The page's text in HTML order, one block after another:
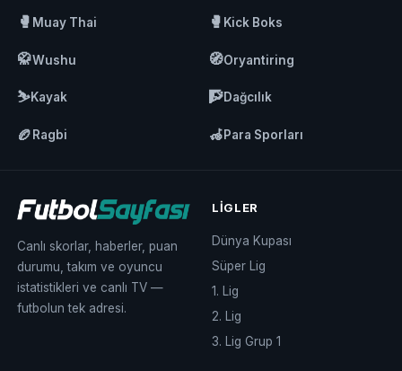
🥊 Muay Thai 🥊 Kick Boks
🥋Wushu 🧭Oryantiring
⛷️Kayak 🧗Dağcılık
🏉 Ragbi 🦽Para Sporları
Canlı skorlar, haberler, puan
durumu, takım ve oyuncu
istatistikleri ve canlı TV —
futbolun tek adresi.
LIGLER
Dünya Kupası
Süper Lig
1. Lig
2. Lig
3. Lig Grup 1